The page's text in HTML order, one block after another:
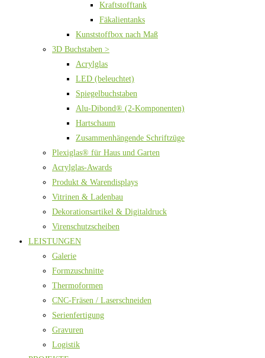
Kraftstofftank
Fäkalientanks
Kunststoffbox nach Maß
3D Buchstaben >
Acrylglas
LED (beleuchtet)
Spiegelbuchstaben
Alu-Dibond® (2-Komponenten)
Hartschaum
Zusammenhängende Schriftzüge
Plexiglas® für Haus und Garten
Acrylglas-Awards
Produkt & Warendisplays
Vitrinen & Ladenbau
Dekorationsartikel & Digitaldruck
Virenschutzscheiben
LEISTUNGEN
Galerie
Formzuschnitte
Thermoformen
CNC-Fräsen / Laserschneiden
Serienfertigung
Gravuren
Logistik